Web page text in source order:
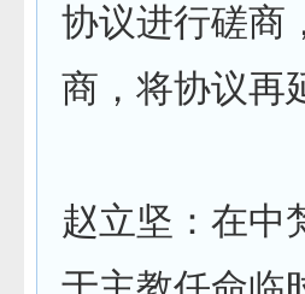
协议进行磋商
商，将协议再
赵立坚：在中